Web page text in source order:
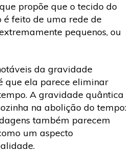
propõe que o tecido do
é feito de uma rede de
pequenos, ou
​​da gravidade
que ela parece eliminar
A gravidade quântica
na abolição do tempo:
também parecem
um aspecto